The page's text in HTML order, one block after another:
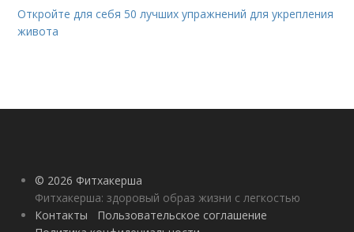
Откройте для себя 50 лучших упражнений для укрепления
живота
© 2026 Фитхакерша
Фитхакерша: здоровый образ жизни с легкостью
Контакты
Пользовательское соглашение